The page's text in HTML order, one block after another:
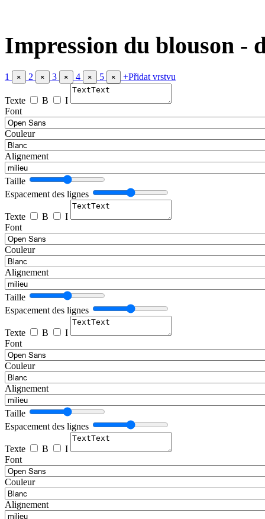
Impression du blouson -
1 × 2 × 3 × 4 × 5 × +Přidat vrstvu
Texte B
I
Font
Couleur
Alignement
Taille
Espacement des lignes
Texte B
I
Font
Couleur
Alignement
Taille
Espacement des lignes
Texte B
I
Font
Couleur
Alignement
Taille
Espacement des lignes
Texte B
I
Font
Couleur
Alignement